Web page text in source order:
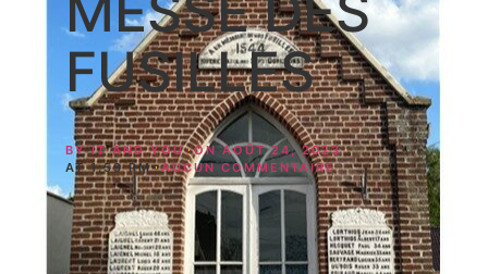
FUSILLES
BYIT AND YOU ON AOÛT 24, 2023
AT 1:59 PM AUCUN COMMENTAIRE